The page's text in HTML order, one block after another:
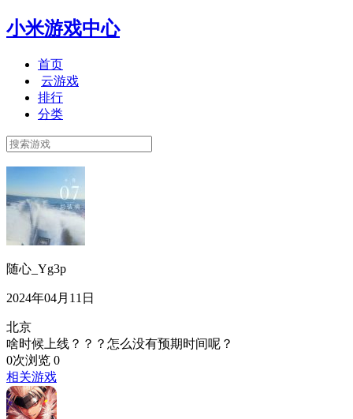
小米游戏中心
首页
云游戏
排行
分类
随心_Yg3p
2024年04月11日
北京
啥时候上线？？？怎么没有预期时间呢？
0次浏览 0
相关游戏